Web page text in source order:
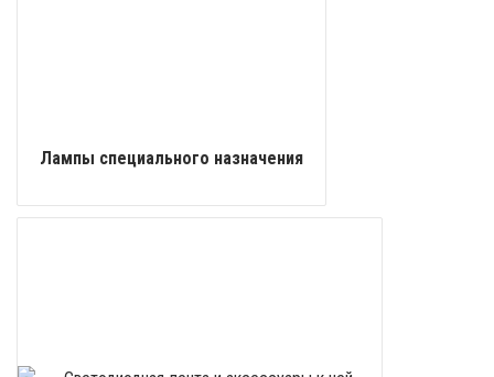
Лампы специального назначения